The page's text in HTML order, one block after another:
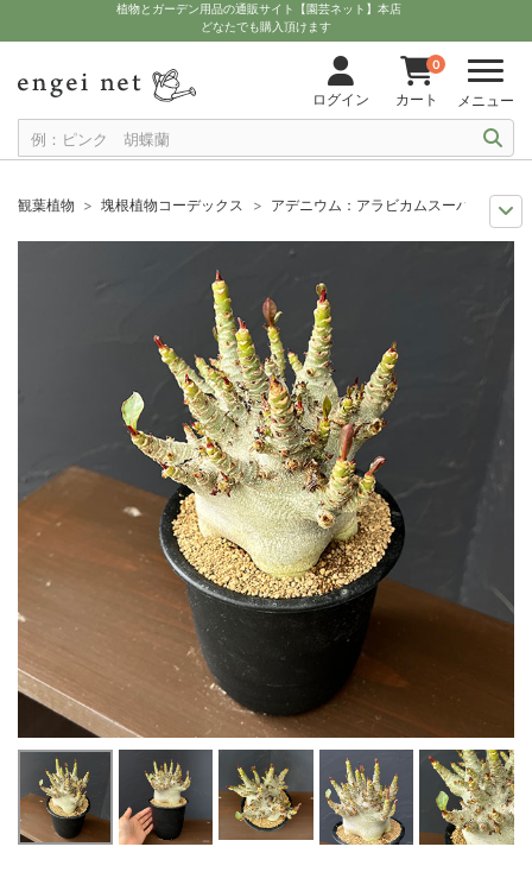
植物とガーデン用品の通販サイト【園芸ネット】本店
どなたでも購入頂けます
ログイン
0
カート メニュー
観葉植物 塊根植物コーデックス
アデニウム：アラビカムスーパードワ
ザ・ファームユニバーサル オンライン
希少塊根植物
アデニウム：アラ
アデニウム：アラビカムスーパードワーフ 4号
珍奇植物ビザールプランツ アデニウム：アラビカムスー